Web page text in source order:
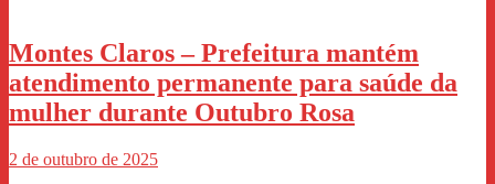
Montes Claros – Prefeitura mantém
atendimento permanente para saúde da
mulher durante Outubro Rosa
2 de outubro de 2025